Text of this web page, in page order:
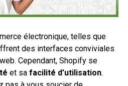
électronique, telles que
des interfaces conviviales
Cependant, Shopify se
et sa facilité d’utilisation.